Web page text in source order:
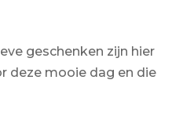
geschenken zijn hier
deze mooie dag en die